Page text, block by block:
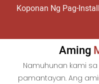
Koponan Ng Pag-Install
Aming
Namuhunan kami
pamantayan. Ang